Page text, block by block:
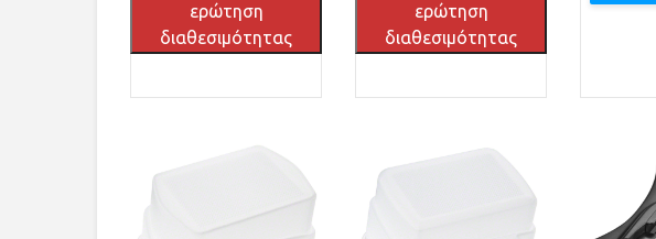
ερώτηση
διαθεσιμότητας
ερώτηση
διαθεσιμότητας